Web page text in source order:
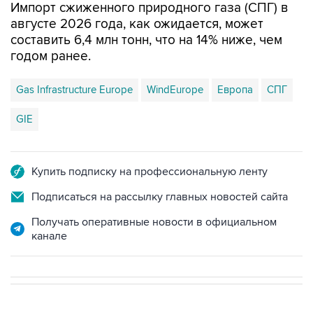
Импорт сжиженного природного газа (СПГ) в
августе 2026 года, как ожидается, может
составить 6,4 млн тонн, что на 14% ниже, чем
годом ранее.
Gas Infrastructure Europe WindEurope Европа СПГ
GIE
Купить подписку на профессиональную ленту
Подписаться на рассылку главных новостей сайта
Получать оперативные новости в официальном
канале